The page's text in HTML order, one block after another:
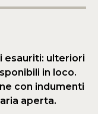
esauriti: ulteriori
in loco.
con indumenti
aperta.